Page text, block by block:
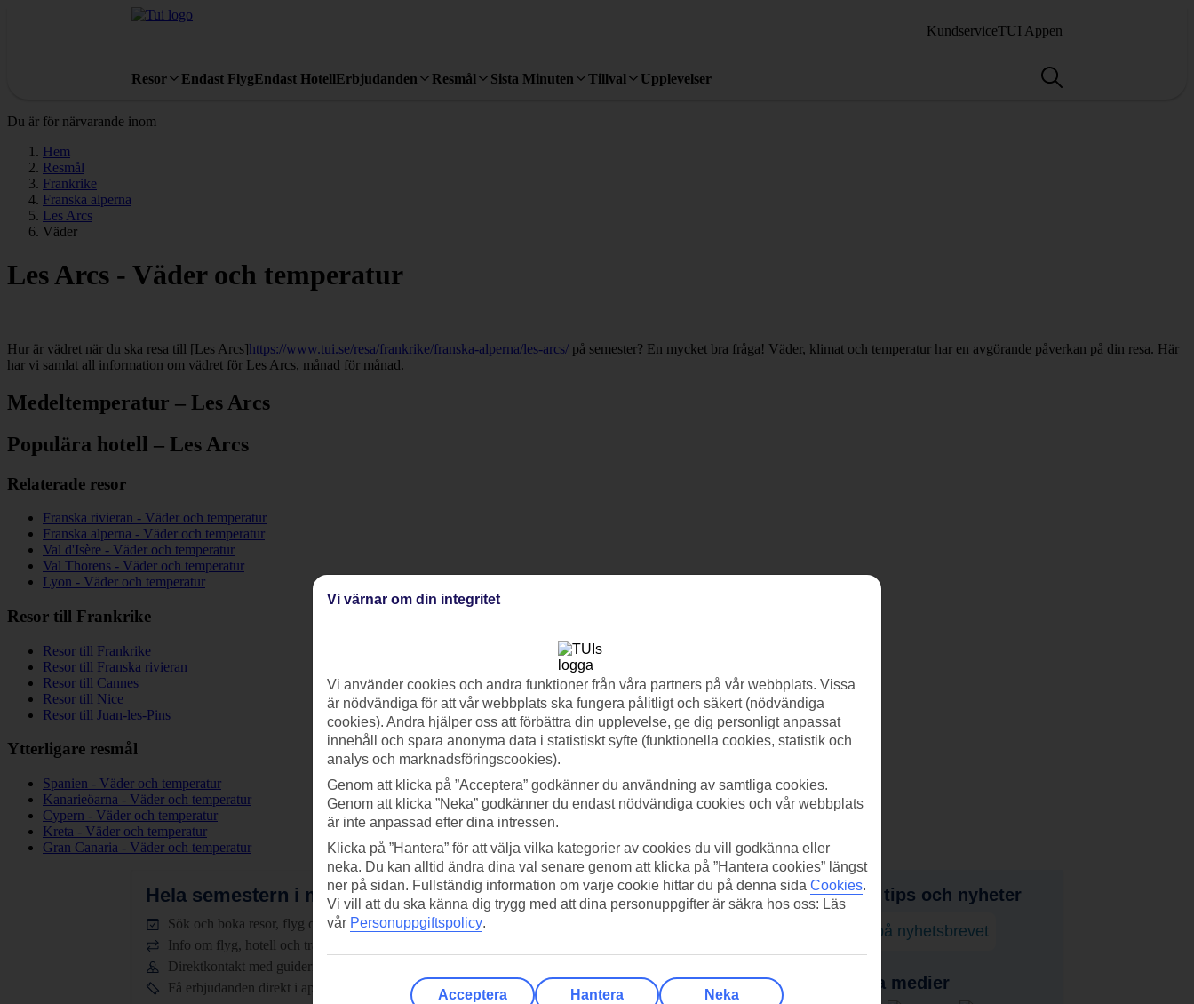
KundserviceTUI Appen
Resor Endast FlygEndast HotellErbjudanden Resmål Sista Minuten Tillval Upplevelser
Du är för närvarande inom
Hem
Resmål
Frankrike
Franska alperna
Les Arcs
Väder
Les Arcs - Väder och temperatur
Hur är vädret när du ska resa till [Les Arcs]https://www.tui.se/resa/frankrike/franska-alperna/les-arcs/ på semester? En mycket bra fråga! Väder, klimat och temperatur har en avgörande påverkan på din resa. Här
har vi samlat all information om vädret för Les Arcs, månad för månad.
Medeltemperatur – Les Arcs
Populära hotell – Les Arcs
Relaterade resor
Franska rivieran - Väder och temperatur
Franska alperna - Väder och temperatur
Val d'Isère - Väder och temperatur
Val Thorens - Väder och temperatur
Lyon - Väder och temperatur
Resor till Frankrike
Resor till Frankrike
Resor till Franska rivieran
Resor till Cannes
Resor till Nice
Resor till Juan-les-Pins
Ytterligare resmål
Spanien - Väder och temperatur
Kanarieöarna - Väder och temperatur
Cypern - Väder och temperatur
Kreta - Väder och temperatur
Gran Canaria - Väder och temperatur
Hela semestern i mobilen.Ladda ner TUI-appen idag!
Sök och boka resor, flyg och hotell
Info om flyg, hotell och transfer
Direktkontakt med guiderna dygnet runt
Få erbjudanden direkt i appen
Scanna QR-koden med din
Få erbjudanden, tips och nyheter
Prenumerera på nyhetsbrevet
Följ oss i sociala medier
Vi värnar om din integritet
Vi använder cookies och andra funktioner från våra partners på vår webbplats. Vissa
är nödvändiga för att vår webbplats ska fungera pålitligt och säkert (nödvändiga
cookies). Andra hjälper oss att förbättra din upplevelse, ge dig personligt anpassat
innehåll och spara anonyma data i statistiskt syfte (funktionella cookies, statistik och
analys och marknadsföringscookies).
Genom att klicka på ”Acceptera” godkänner du användning av samtliga cookies.
Genom att klicka ”Neka” godkänner du endast nödvändiga cookies och vår webbplats
är inte anpassad efter dina intressen.
Klicka på ”Hantera” för att välja vilka kategorier av cookies du vill godkänna eller
neka. Du kan alltid ändra dina val senare genom att klicka på ”Hantera cookies” längst
ner på sidan. Fullständig information om varje cookie hittar du på denna sida Cookies.
Vi vill att du ska känna dig trygg med att dina personuppgifter är säkra hos oss: Läs
vår Personuppgiftspolicy.
Acceptera Hantera Neka